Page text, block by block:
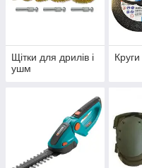
Щітки для дрилів і
ушм
Круги